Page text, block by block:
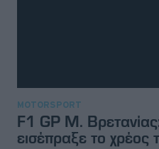
MOTORSPORT
F1 GP Μ.
εισέπραξε το χρέος